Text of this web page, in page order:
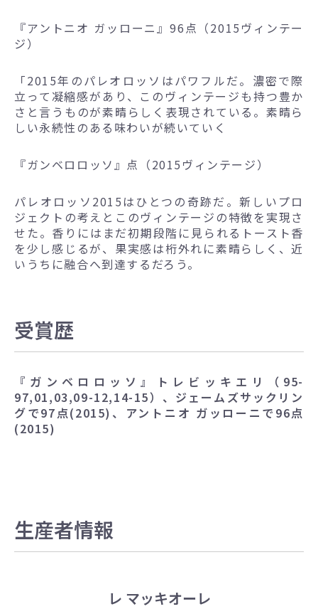
『アントニオ ガッローニ』96点（2015ヴィンテー
ジ）
「2015年のパレオロッソはパワフルだ。濃密で際
立って凝縮感があり、このヴィンテージも持つ豊か
さと言うものが素晴らしく表現されている。素晴ら
しい永続性のある味わいが続いていく
『ガンベロロッソ』点（2015ヴィンテージ）
パレオロッソ2015はひとつの奇跡だ。新しいプロ
ジェクトの考えとこのヴィンテージの特徴を実現さ
せた。香りにはまだ初期段階に見られるトースト香
を少し感じるが、果実感は桁外れに素晴らしく、近
いうちに融合へ到達するだろう。
受賞歴
『ガンベロロッソ』トレビッキエリ（95-
97,01,03,09-12,14-15）、ジェームズサックリン
グで97点(2015)、アントニオ ガッローニで96点
(2015)
生産者情報
レ マッキオーレ